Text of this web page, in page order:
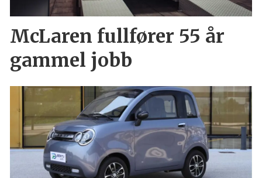
McLaren fullfører 55 år
gammel jobb